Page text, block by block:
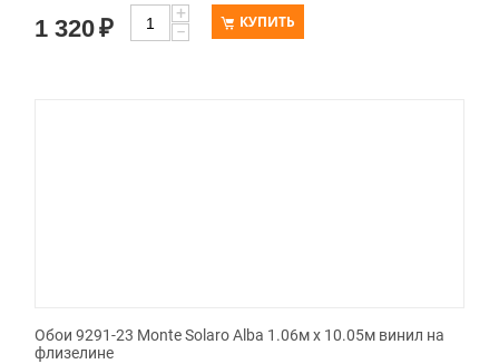
1 320₽
+
−
КУПИТЬ
Обои 9291-23 Monte Solaro Alba 1.06м x 10.05м винил на
флизелине